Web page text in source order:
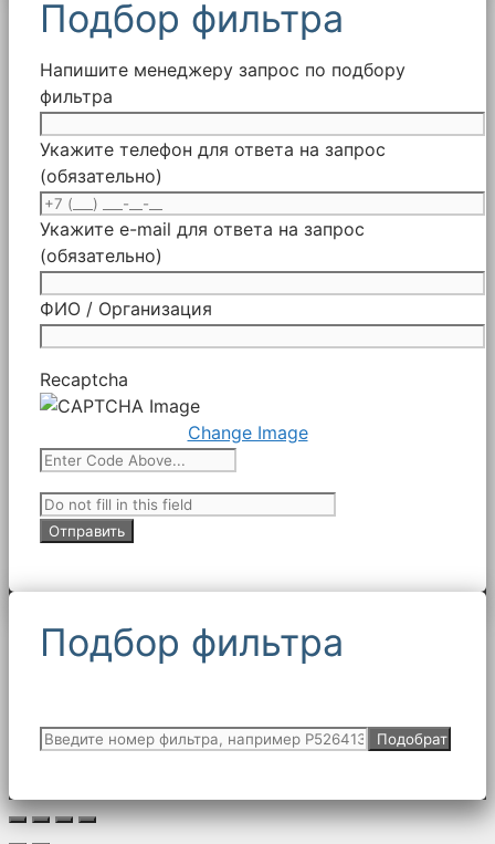
Подбор фильтра
Напишите менеджеру запрос по подбору
фильтра
Укажите телефон для ответа на запрос
(обязательно)
Укажите e-mail для ответа на запрос
(обязательно)
ФИО / Организация
Recaptcha
Change Image
Подбор фильтра